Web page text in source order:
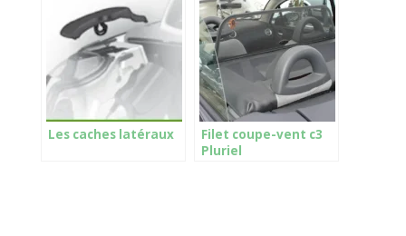
Les caches latéraux
Filet coupe-vent c3
Pluriel